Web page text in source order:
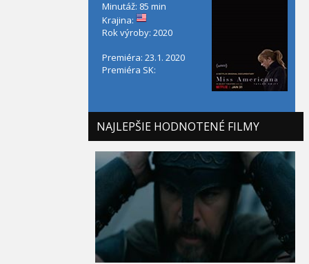
Minutáž: 85 min
Krajina:
Rok výroby: 2020
Premiéra: 23.1. 2020
Premiéra SK:
NAJLEPŠIE HODNOTENÉ FILMY